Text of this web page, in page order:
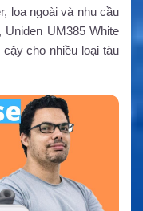
loa ngoài và nhu cầu
UM385 White
cho nhiều loại tàu